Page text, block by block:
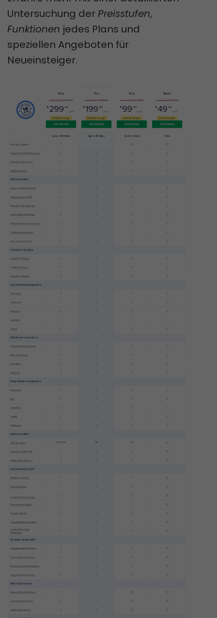
Untersuchung derPreisstufen,
Funktionen jedes Plans und
speziellen Angeboten für
Neueinsteiger.